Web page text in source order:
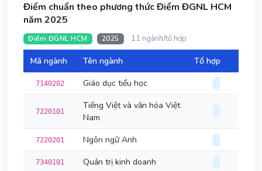
Điểm chuẩn theo phương thức Điểm ĐGNL HCM
năm 2025
Điểm ĐGNL HCM 2025 11 ngành/tổ hợp
Mã ngành Tên ngành Tổ hợp
7140202 Giáo dục tiểu học
7220101
Tiếng Việt và văn hóa Việt
Nam
7220201 Ngôn ngữ Anh
7340101 Quản trị kinh doanh